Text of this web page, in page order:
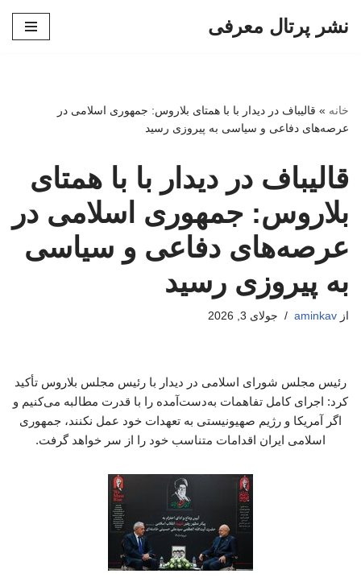
نشر پرتال معرفی
خانه » قالیباف در دیدار با با همتای بلاروس: جمهوری اسلامی در
عرصه‌های دفاعی و سیاسی به پیروزی رسید
قالیباف در دیدار با با همتای
بلاروس: جمهوری اسلامی در
عرصه‌های دفاعی و سیاسی
به پیروزی رسید
از aminkav جولای 3, 2026
رئیس مجلس شورای اسلامی در دیدار با رئیس مجلس بلاروس تأکید
کرد: اجرای کامل تفاهمات به‌دست‌آمده را با قدرت مطالبه می‌کنیم و
اگر آمریکا و رژیم صهیونیستی به تعهدات خود عمل نکنند، جمهوری
اسلامی ایران اقدامات متناسب خود را از سر خواهد گرفت.